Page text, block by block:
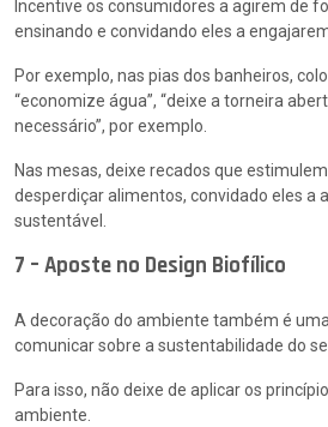
Incentive os consumidores a agirem de
ensinando e convidando eles a
Por exemplo, nas pias dos banheiros,
“economize água”, “deixe a torneira
necessário”, por exemplo.
Nas mesas, deixe recados que
desperdiçar alimentos, convidado eles a
sustentável.
7 – Aposte no Design Biofílico
A decoração do ambiente também é
comunicar sobre a sustentabilidade do
Para isso, não deixe de aplicar os
ambiente.